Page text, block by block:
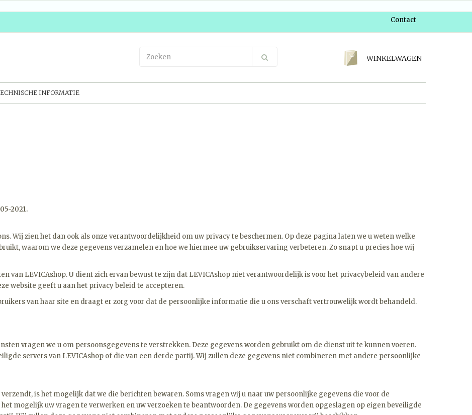
Contact
WINKELWAGEN
INFORMATIE
2021.
Wij zien het dan ook als onze verantwoordelijkheid om uw privacy te beschermen. Op deze pagina laten we u weten welke
waarom we deze gegevens verzamelen en hoe we hiermee uw gebruikservaring verbeteren. Zo snapt u precies hoe wij
van LEVICAshop. U dient zich ervan bewust te zijn dat LEVICAshop niet verantwoordelijk is voor het privacybeleid van andere
website geeft u aan het privacy beleid te accepteren.
van haar site en draagt er zorg voor dat de persoonlijke informatie die u ons verschaft vertrouwelijk wordt behandeld.
vragen we u om persoonsgegevens te verstrekken. Deze gegevens worden gebruikt om de dienst uit te kunnen voeren.
servers van LEVICAshop of die van een derde partij. Wij zullen deze gegevens niet combineren met andere persoonlijke
is het mogelijk dat we die berichten bewaren. Soms vragen wij u naar uw persoonlijke gegevens die voor de
mogelijk uw vragen te verwerken en uw verzoeken te beantwoorden. De gegevens worden opgeslagen op eigen beveiligde